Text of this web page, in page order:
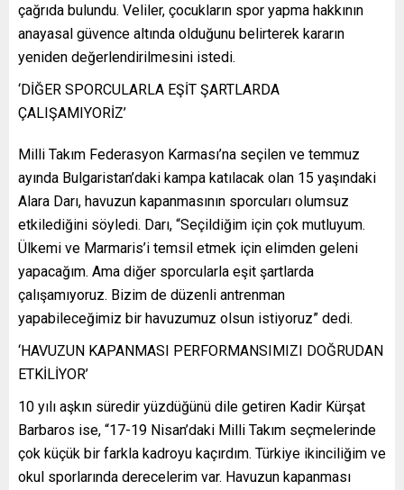
çağrıda bulundu. Veliler, çocukların spor yapma hakkının
anayasal güvence altında olduğunu belirterek kararın
yeniden değerlendirilmesini istedi.
‘DİĞER SPORCULARLA EŞİT ŞARTLARDA
ÇALIŞAMIYORİZ’
Milli Takım Federasyon Karması’na seçilen ve temmuz
ayında Bulgaristan’daki kampa katılacak olan 15 yaşındaki
Alara Darı, havuzun kapanmasının sporcuları olumsuz
etkilediğini söyledi. Darı, “Seçildiğim için çok mutluyum.
Ülkemi ve Marmaris’i temsil etmek için elimden geleni
yapacağım. Ama diğer sporcularla eşit şartlarda
çalışamıyoruz. Bizim de düzenli antrenman
yapabileceğimiz bir havuzumuz olsun istiyoruz” dedi.
‘HAVUZUN KAPANMASI PERFORMANSIMIZI DOĞRUDAN
ETKİLİYOR’
10 yılı aşkın süredir yüzdüğünü dile getiren Kadir Kürşat
Barbaros ise, “17-19 Nisan’daki Milli Takım seçmelerinde
çok küçük bir farkla kadroyu kaçırdım. Türkiye ikinciliğim ve
okul sporlarında derecelerim var. Havuzun kapanması